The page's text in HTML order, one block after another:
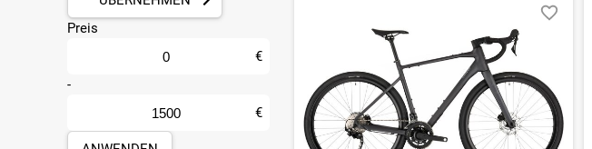
Halle(17)
Leipzig Taucha
(24)
Mülheim-Kärlich
Preis
€
-
€